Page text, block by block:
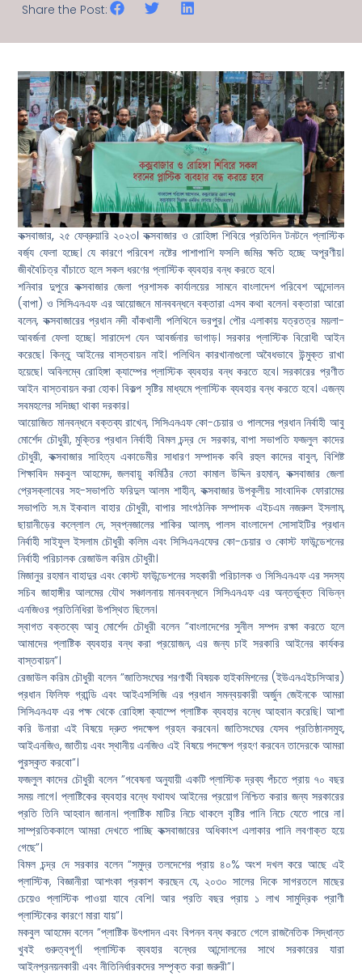
Share the Post:
কক্সবাজার, ২৫ ফেব্রুয়ারি ২০২৩। কক্সবাজার ও রোহিঙ্গা শিবিরে প্রতিদিন টনটনে প্লাস্টিক
বর্জ্য ফেলা হচ্ছে। যে কারণে পরিবেশ নষ্টের পাশাপাশি ফসলি জমির ক্ষতি হচ্ছে অপূরণীয়।
জীববৈচিত্র বাঁচাতে হলে সকল ধরণের প্লাস্টিক ব্যবহার বন্ধ করতে হবে।
শনিবার দুপুরে কক্সবাজার জেলা প্রশাসক কার্যালয়ের সামনে বাংলাদেশ পরিবেশ আন্দোলন
(বাপা) ও সিসিএনএফ এর আয়োজনে মানববন্ধনে বক্তারা এসব কথা বলেন। বক্তারা আরো
বলেন, কক্সবাজারের প্রধান নদী বাঁকখালী পলিথিনে ভরপুর। পৌর এলাকায় যত্রতত্র ময়লা-
আবর্জনা ফেলা হচ্ছে। সারাদেশ যেন আবর্জনার ভাগাড়। সরকার প্লাস্টিক বিরোধী আইন
করেছে। কিন্তু আইনের বাস্তবায়ন নাই। পলিথিন কারখানাগুলো অবৈধভাবে উন্মুক্ত রাখা
হয়েছে। অবিলম্বে রোহিঙ্গা ক্যাম্পের প্লাস্টিক ব্যবহার বন্ধ করতে হবে। সরকারের প্রণীত
আইন বাস্তবায়ন করা হোক। বিকল্প সৃষ্টির মাধ্যমে প্লাস্টিক ব্যবহার বন্ধ করতে হবে। এজন্য
সবমহলের সদিচ্ছা থাকা দরকার।
আয়োজিত মানবন্ধনে বক্তব্য রাখেন, সিসিএনএফ কো-চেয়ার ও পালসের প্রধান নির্বাহী আবু
মোর্শেদ চৌধুরী, মুক্তির প্রধান নির্বাহী বিমল চন্দ্র দে সরকার, বাপা সভাপতি ফজলুল কাদের
চৌধুরী, কক্সবাজার সাহিত্য একাডেমীর সাধারণ সম্পাদক কবি রহুল কাদের বাবুল, বিশিষ্ট
শিক্ষাবিদ মকবুল আহমেদ, জলবায়ু কমিঠির নেতা কামাল উদ্দিন রহমান, কক্সবাজার জেলা
প্রেসক্লাবের সহ-সভাপতি ফরিদুল আলম শাহীন, কক্সবাজার উপকূলীয় সাংবাদিক ফোরামের
সভাপতি স.ম ইকবাল বাহার চৌধুরী, বাপার সাংগঠনিক সম্পাদক এইচএম নজরুল ইসলাম,
ছায়ানীড়ের কল্লোল দে, স্বপ্নজালের শাকির আলম, পালস বাংলাদেশ সোসাইটির প্রধান
নির্বাহী সাইফুল ইসলাম চৌধুরী কলিম এবং সিসিএনএফের কো-চেয়ার ও কোস্ট ফাউন্ডেশনের
নির্বাহী পরিচালক রেজাউল করিম চৌধুরী।
মিজানুর রহমান বাহাদুর এবং কোস্ট ফাউন্ডেশনের সহকারী পরিচালক ও সিসিএনএফ এর সদস্য
সচিব জাহাঙ্গীর আলমের যৌথ সঞ্চালনায় মানববন্ধনে সিসিএনএফ এর অন্তর্ভুক্ত বিভিন্ন
এনজিওর প্রতিনিধিরা উপস্থিত ছিলেন।
স্বাগত বক্তব্যে আবু মোর্শেদ চৌধুরী বলেন ”বাংলাদেশের সুনীল সম্পদ রক্ষা করতে হলে
আমাদের প্লাষ্টিক ব্যবহার বন্ধ করা প্রয়োজন, এর জন্য চাই সরকারি আইনের কার্যকর
বাস্তবায়ন”।
রেজাউল করিম চৌধুরী বলেন ”জাতিসংঘের শরণার্থী বিষয়ক হাইকমিশনের (ইউএনএইচসিআর)
প্রধান ফিলিফ গ্রান্ডি এবং আইএসসিজি এর প্রধান সমন্বয়কারী অর্জুন জেইনকে আমরা
সিসিএনএফ এর পক্ষ থেকে রোহিঙ্গা ক্যাম্পে প্লাষ্টিক ব্যবহার বন্ধে আহবান করেছি। আশা
করি উনারা এই বিষয়ে দ্রুত পদক্ষেপ গ্রহন করবেন। জাতিসংঘের যেসব প্রতিষ্ঠানসমুহ,
আইএনজিও, জাতীয় এবং স্থানীয় এনজিও এই বিষয়ে পদক্ষেপ গ্রহণ করবেন তাদেরকে আমরা
পুরস্কৃত করবো”।
ফজলুল কাদের চৌধুরী বলেন ”গবেষনা অনুযায়ী একটি প্লাস্টিক দ্রব্য পঁচতে প্রায় ৭০ বছর
সময় লাগে। প্লাষ্টিকের ব্যবহার বন্ধে যথাযথ আইনের প্রয়োগ নিশ্চিত করার জন্য সরকারের
প্রতি তিনি আহবান জানান। প্লাষ্টিক মাটির নিচে থাকলে বৃষ্টির পানি নিচে যেতে পারে না।
সাম্প্রতিককালে আমরা দেখতে পাচ্ছি কক্সবাজারের অধিকাংশ এলাকার পানি লবণাক্ত হয়ে
গেছে”।
বিমল চন্দ্র দে সরকার বলেন “সমুদ্র তলদেশের প্রায় ৪০% অংশ দখল করে আছে এই
প্লাস্টিক, বিজ্ঞানীরা আশংকা প্রকাশ করছেন যে, ২০৩০ সালের দিকে সাগরতলে মাছের
চেয়েও প্লাস্টিক পাওয়া যাবে বেশি। আর প্রতি বছর প্রায় ১ লাখ সামুদ্রিক প্রাণী
প্লাস্টিকের কারণে মারা যায়”।
মকবুল আহমেদ বলেন ”প্লাষ্টিক উৎপাদন এবং বিপনন বন্ধ করতে গেলে রাজনৈতিক সিদ্ধান্ত
খুবই গুরুত্বপূর্ণ। প্লাস্টিক ব্যবহার বন্ধের আন্দোলনের সাথে সরকারের যারা
আইনপ্রনয়নকারী এবং নীতিনির্ধারকদের সম্পৃক্ত করা জরুরী”।